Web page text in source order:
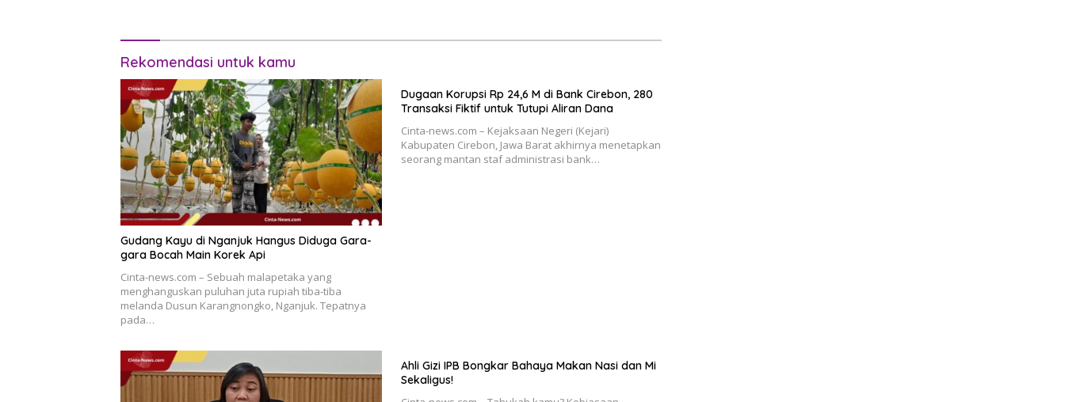
Rekomendasi untuk kamu
Gudang Kayu di Nganjuk Hangus Diduga Gara-
gara Bocah Main Korek Api
Cinta-news.com – Sebuah malapetaka yang
menghanguskan puluhan juta rupiah tiba-tiba
melanda Dusun Karangnongko, Nganjuk. Tepatnya
pada…
Dugaan Korupsi Rp 24,6 M di Bank Cirebon, 280
Transaksi Fiktif untuk Tutupi Aliran Dana
Cinta-news.com – Kejaksaan Negeri (Kejari)
Kabupaten Cirebon, Jawa Barat akhirnya menetapkan
seorang mantan staf administrasi bank…
Ahli Gizi IPB Bongkar Bahaya Makan Nasi dan Mi
Sekaligus!